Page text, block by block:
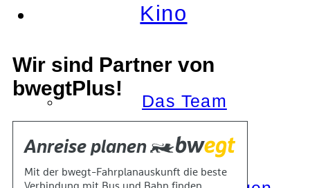
Kino
Das Team
Wir sind Partner von
bwegtPlus!